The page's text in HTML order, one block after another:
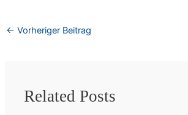
← Vorheriger Beitrag
Related Posts